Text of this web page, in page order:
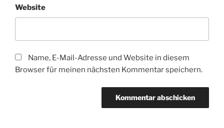
Website
Name, E-Mail-Adresse und Website in diesem
Browser für meinen nächsten Kommentar speichern.